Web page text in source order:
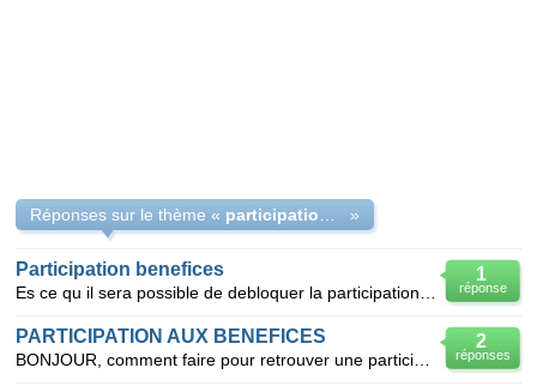
Réponses sur le thème « »
1
réponse
Participation benefices
2
réponses
PARTICIPATION AUX BENEFICES